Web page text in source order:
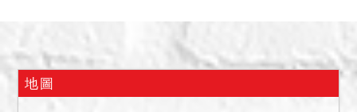
一面牆壁嚴重油漆剝落及壁
癌等狀況。本件拍定後點
二、本件土地查封時，經債
地圖